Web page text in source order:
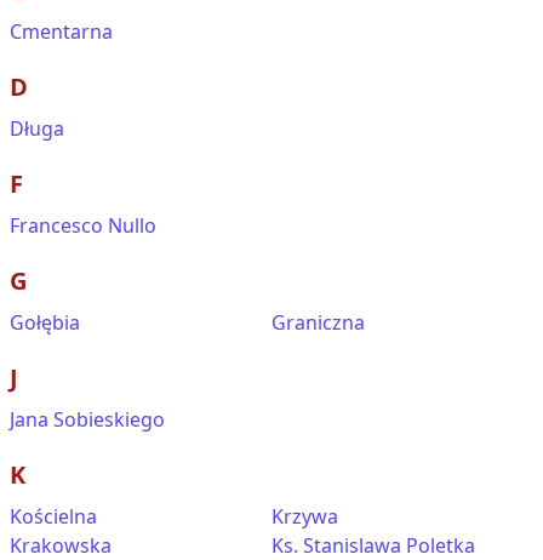
Cmentarna
D
Długa
F
Francesco Nullo
G
Gołębia Graniczna
J
Jana Sobieskiego
K
Kościelna
Krakowska
Krzywa
Ks. Stanislawa Poletka